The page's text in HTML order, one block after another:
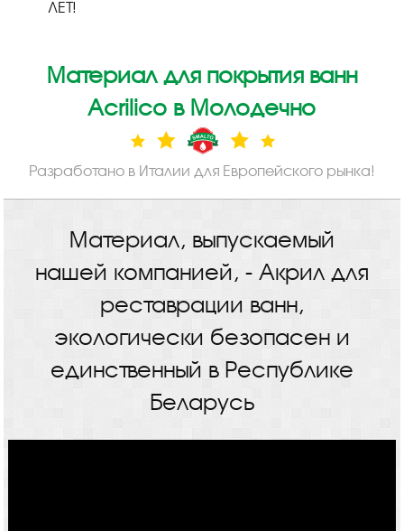
ЛЕТ!
Материал для покрытия ванн
Acrilico в Молодечно
Разработано в Италии для Европейского рынка!
Материал, выпускаемый
нашей компанией, - Акрил для
реставрации ванн,
экологически безопасен и
единственный в Республике
Беларусь